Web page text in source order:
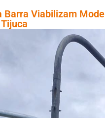
Barra Viabilizam